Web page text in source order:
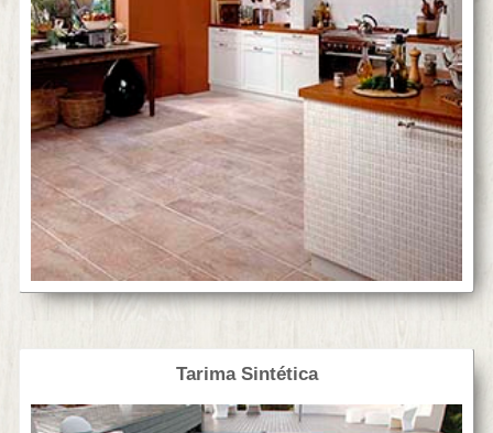
Tarima Sintética